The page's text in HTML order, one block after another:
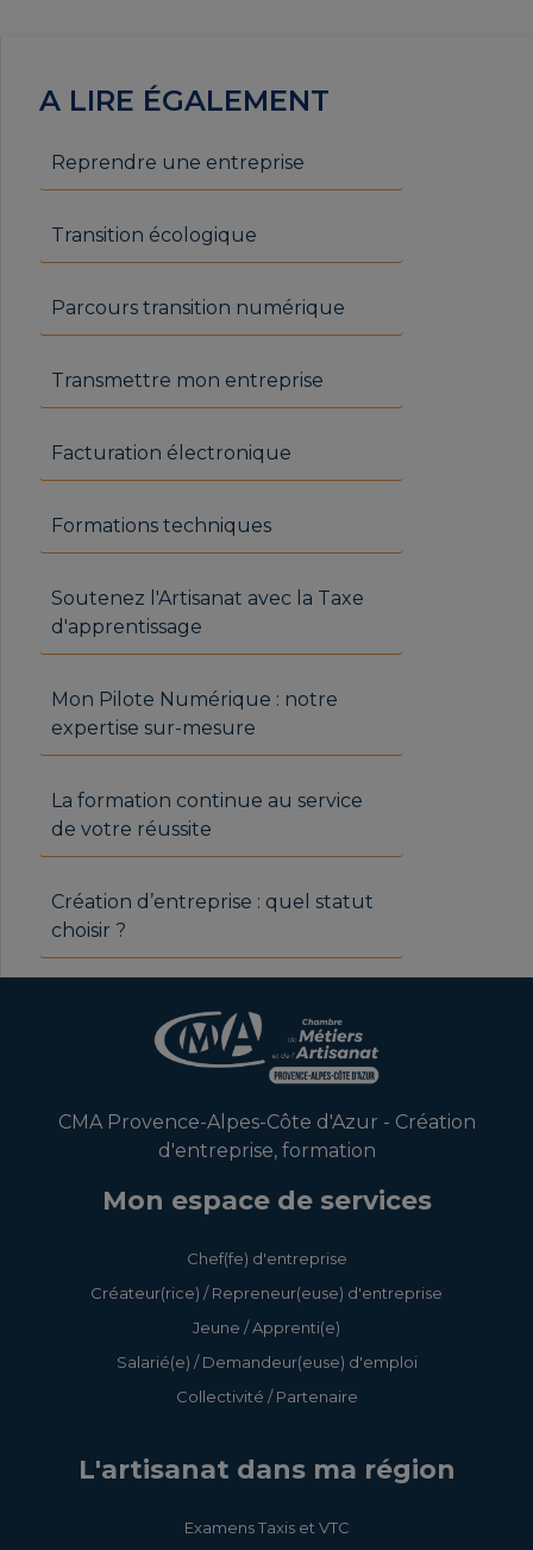
DE LA LUNE
ATELIER NEQUIDIA
TROCHU Nicolas | ALPES
INSTRUMENT
A LIRE ÉGALEMENT
Reprendre une entreprise
Transition écologique
Parcours transition numérique
Transmettre mon entreprise
Facturation électronique
Formations techniques
Soutenez l'Artisanat avec la Taxe
d'apprentissage
Mon Pilote Numérique : notre
expertise sur-mesure
La formation continue au service
de votre réussite
Création d’entreprise : quel statut
choisir ?
CMA Provence-Alpes-Côte d'Azur - Création
d'entreprise, formation
Mon espace de services
Chef(fe) d'entreprise
Créateur(rice) / Repreneur(euse) d'entreprise
Jeune / Apprenti(e)
Salarié(e) / Demandeur(euse) d'emploi
Collectivité / Partenaire
L'artisanat dans ma région
Examens Taxis et VTC